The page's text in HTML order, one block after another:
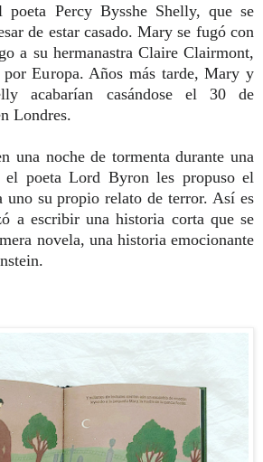
poeta Percy Bysshe Shelly, que se
de estar casado. Mary se fugó con
a su hermanastra Claire Clairmont,
Europa. Años más tarde, Mary y
acabarían casándoseel 30 de
Londres.
una noche de tormenta durante una
el poeta Lord Byron les propuso el
uno su propio relato de terror. Así es
a escribir una historia corta que se
novela, una historia emocionante